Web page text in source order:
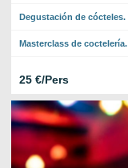
Degustación de cócteles.
Masterclass de coctelería.
25 €/Pers